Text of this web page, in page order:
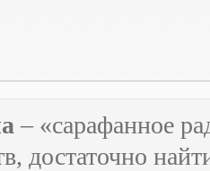
– «сарафанное
достаточно